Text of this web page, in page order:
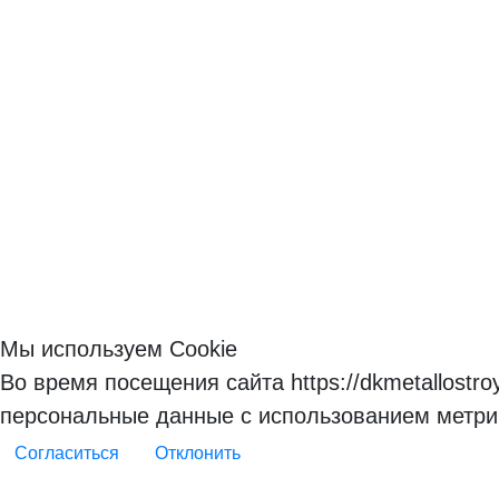
Мы используем Cookie
Во время посещения сайта https://
персональные данные с использованием
Согласиться Отклонить